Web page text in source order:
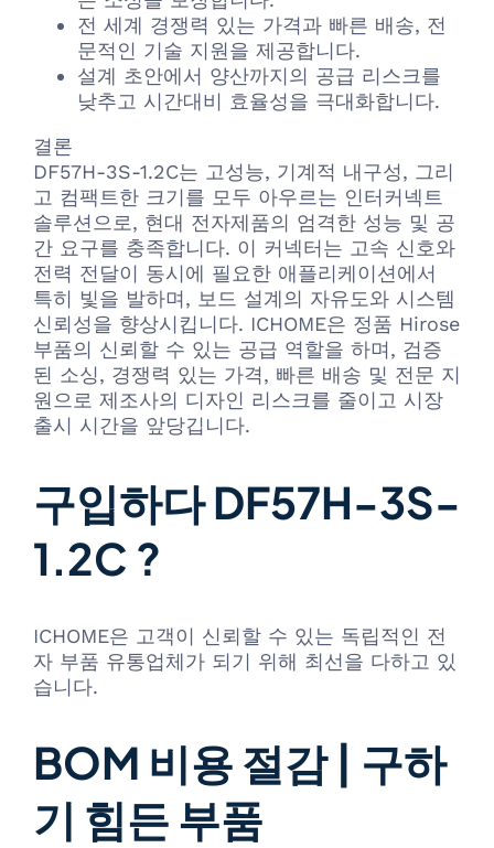
전 세계 경쟁력 있는 가격과 빠른 배송, 전
문적인 기술 지원을 제공합니다.
설계 초안에서 양산까지의 공급 리스크를
낮추고 시간대비 효율성을 극대화합니다.
결론
DF57H-3S-1.2C는 고성능, 기계적 내구성, 그리
고 컴팩트한 크기를 모두 아우르는 인터커넥트
솔루션으로, 현대 전자제품의 엄격한 성능 및 공
간 요구를 충족합니다. 이 커넥터는 고속 신호와
전력 전달이 동시에 필요한 애플리케이션에서
특히 빛을 발하며, 보드 설계의 자유도와 시스템
신뢰성을 향상시킵니다. ICHOME은 정품 Hirose
부품의 신뢰할 수 있는 공급 역할을 하며, 검증
된 소싱, 경쟁력 있는 가격, 빠른 배송 및 전문 지
원으로 제조사의 디자인 리스크를 줄이고 시장
출시 시간을 앞당깁니다.
구입하다 DF57H-3S-
1.2C ?
ICHOME은 고객이 신뢰할 수 있는 독립적인 전
자 부품 유통업체가 되기 위해 최선을 다하고 있
습니다.
BOM 비용 절감 | 구하
기 힘든 부품